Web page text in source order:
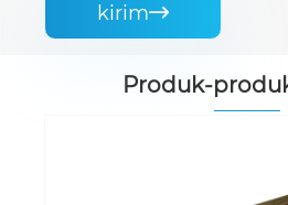
kirim
Produk-